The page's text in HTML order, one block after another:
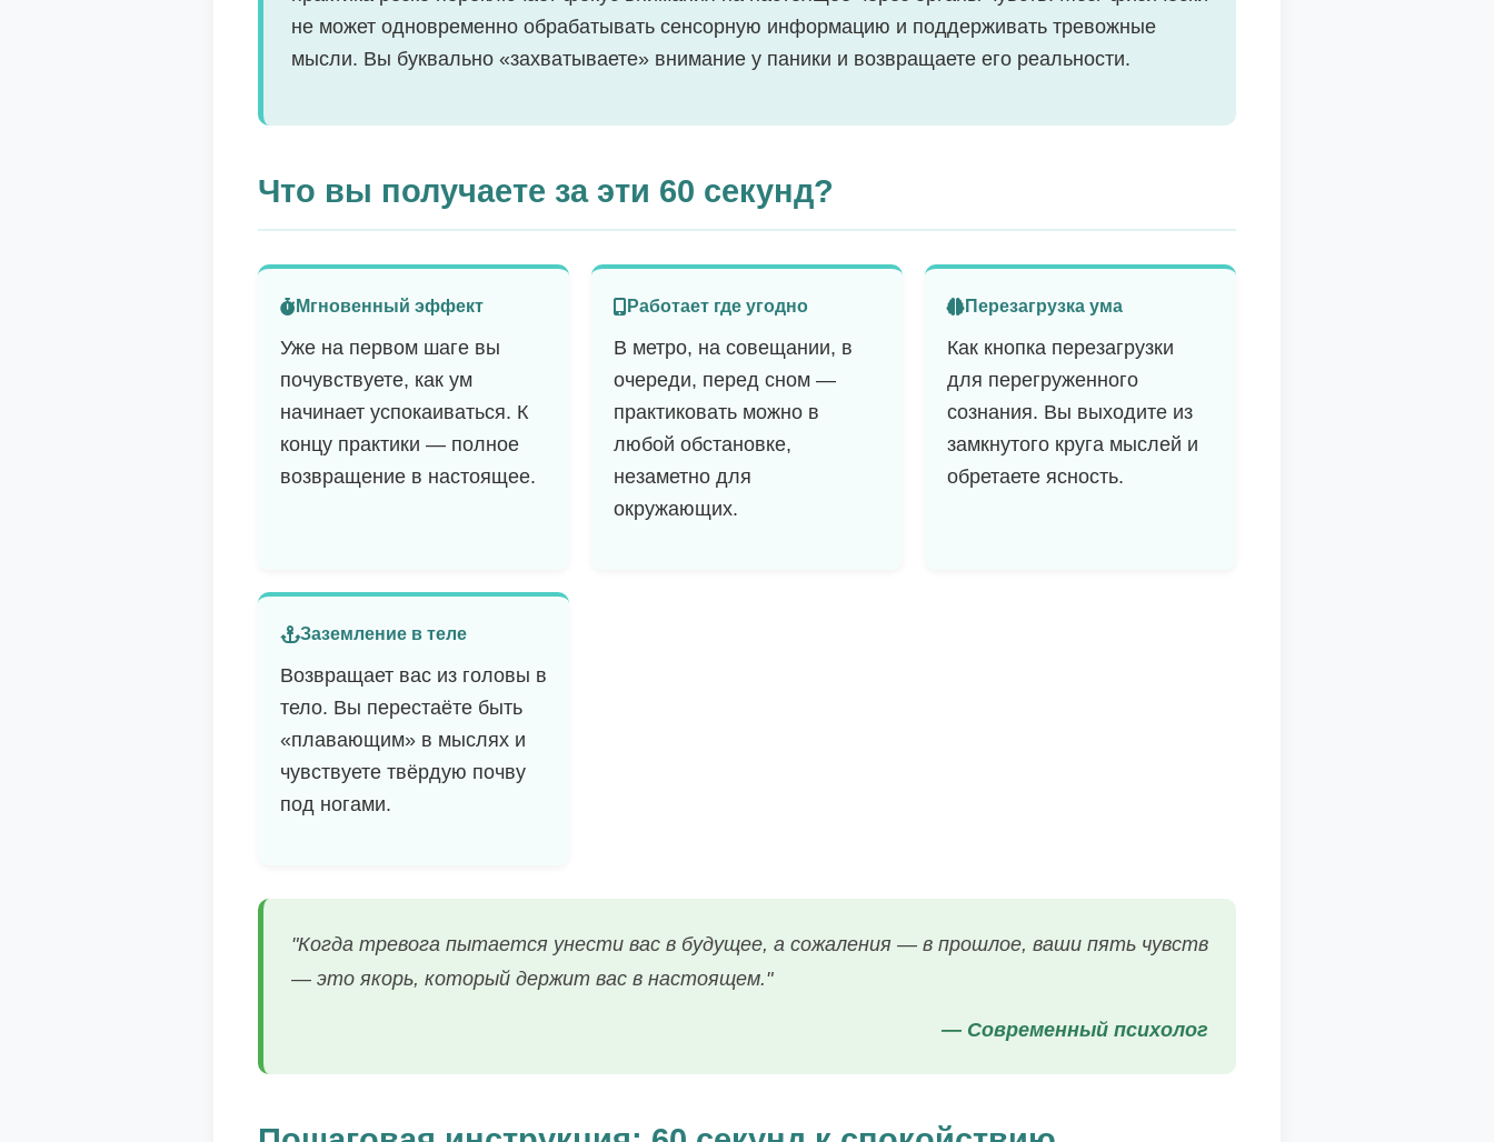
не может одновременно обрабатывать сенсорную информацию и поддерживать тревожные
мысли. Вы буквально «захватываете» внимание у паники и возвращаете его реальности.
Что вы получаете за эти 60 секунд?
Мгновенный эффект
Уже на первом шаге вы
почувствуете, как ум
начинает успокаиваться. К
концу практики — полное
возвращение в настоящее.
Работает где угодно
В метро, на совещании, в
очереди, перед сном —
практиковать можно в
любой обстановке,
незаметно для
окружающих.
Перезагрузка ума
Как кнопка перезагрузки
для перегруженного
сознания. Вы выходите из
замкнутого круга мыслей и
обретаете ясность.
Заземление в теле
Возвращает вас из головы в
тело. Вы перестаёте быть
«плавающим» в мыслях и
чувствуете твёрдую почву
под ногами.
"Когда тревога пытается унести вас в будущее, а сожаления — в прошлое, ваши пять чувств
— это якорь, который держит вас в настоящем."
— Современный психолог